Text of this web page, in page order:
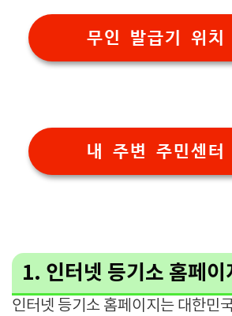
무인 발급기 위치
내 주변 주민센터
1. 인터넷 등기소 홈페이
인터넷 등기소 홈페이지는 대한민